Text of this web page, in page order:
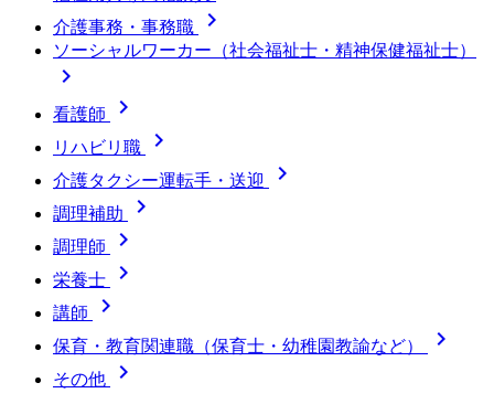
介護事務・事務職 
ソーシャルワーカー（社会福祉士・精神保健福祉士）

看護師 
リハビリ職 
介護タクシー運転手・送迎 
調理補助 
調理師 
栄養士 
講師 
保育・教育関連職（保育士・幼稚園教諭など） 
その他
